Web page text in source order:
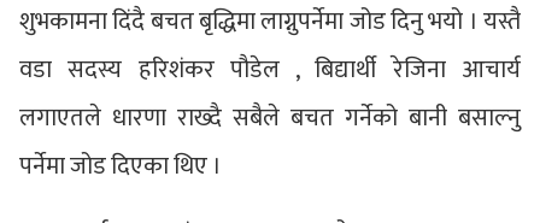
शुभकामना दिंदै बचत बृद्धिमा लाग्नुपर्नेमा जोड दिनु भयो । यस्तै
वडा सदस्य हरिशंकर पौडेल , बिद्यार्थी रेजिना आचार्य
लगाएतले धारणा राख्दै सबैले बचत गर्नेको बानी बसाल्नु
पर्नेमा जोड दिएका थिए ।